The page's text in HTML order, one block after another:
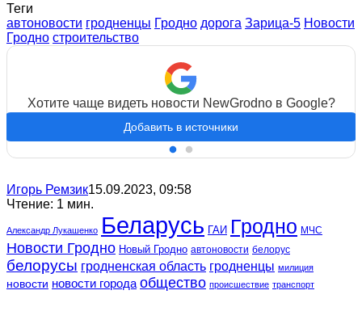
Теги
автоновости гродненцы Гродно дорога Зарица-5 Новости
Гродно строительство
Хотите чаще видеть новости NewGrodno в Google?
Добавить в источники
Игорь Ремзик15.09.2023, 09:58
Чтение: 1 мин.
Александр Лукашенко Беларусь ГАИ Гродно МЧС
Новости Гродно Новый Гродно автоновости белорус
белорусы гродненская область гродненцы милиция
новости новости города общество происшествие транспорт